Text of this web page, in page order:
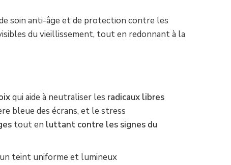
soin anti-âge et de protection contre les
du vieillissement, tout en redonnant à la
qui aide à neutraliser les radicaux libres
bleue des écrans, et le stress
tout en luttant contre les signes du
teint uniforme et lumineux